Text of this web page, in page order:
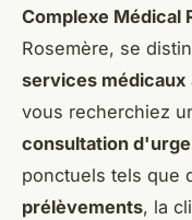
Complexe Médical
Rosemère, se
services médicaux
vous recherchiez
consultation
ponctuels tels que
prélèvements, la